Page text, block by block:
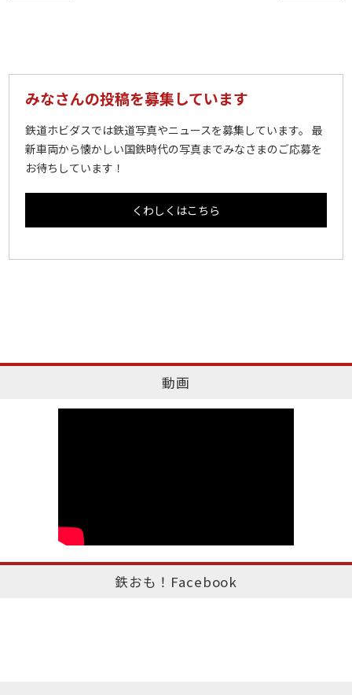
みなさんの投稿を募集しています
鉄道ホビダスでは鉄道写真やニュースを募集しています。 最
新車両から懐かしい国鉄時代の写真までみなさまのご応募を
お待ちしています！
くわしくはこちら
動画
鉄おも！Facebook